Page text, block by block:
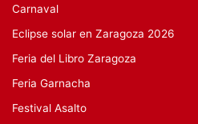
Carnaval
Eclipse solar en Zaragoza 2026
Feria del Libro Zaragoza
Feria Garnacha
Festival Asalto